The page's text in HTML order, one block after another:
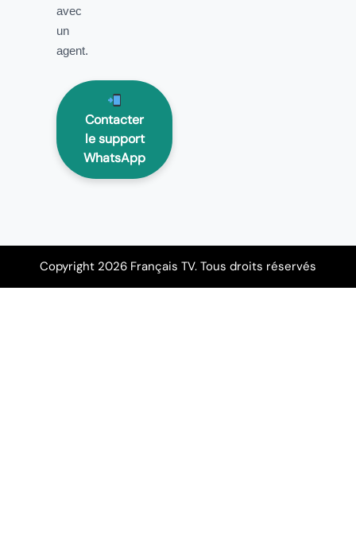
avec
un
agent.
Contacter
le support
WhatsApp
Copyright 2026 Français TV. Tous droits réservés